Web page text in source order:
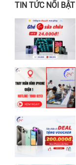
TIN TỨC NỔI BẬT